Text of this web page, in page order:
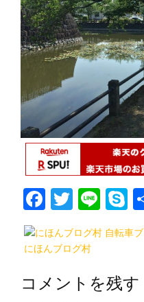
F
a
c
b
T
w
itt
Li
n
e
S
k
y
e
にほんブログ村
コメントを残す